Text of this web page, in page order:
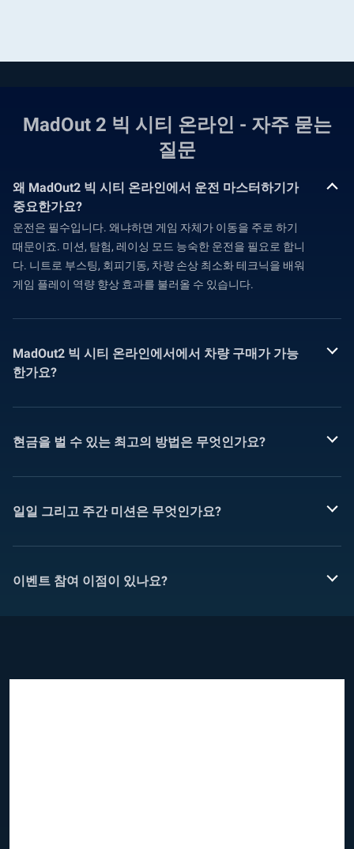
MadOut 2 빅 시티 온라인 - 자주 묻는
질문
왜 MadOut2 빅 시티 온라인에서 운전 마스터하기가
중요한가요?
운전은 필수입니다. 왜냐하면 게임 자체가 이동을 주로 하기
때문이죠. 미션, 탐험, 레이싱 모드 능숙한 운전을 필요로 합니
다. 니트로 부스팅, 회피기동, 차량 손상 최소화 테크닉을 배워
게임 플레이 역량 향상 효과를 불러올 수 있습니다.
MadOut2 빅 시티 온라인에서에서 차량 구매가 가능
한가요?
현금을 벌 수 있는 최고의 방법은 무엇인가요?
일일 그리고 주간 미션은 무엇인가요?
이벤트 참여 이점이 있나요?